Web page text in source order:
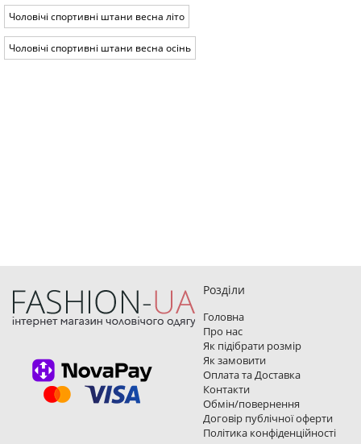
Чоловічі спортивні штани весна літо
Чоловічі спортивні штани весна осінь
Розділи
Головна
Про нас
Як підібрати розмір
Як замовити
Оплата та Доставка
Контакти
Обмін/повернення
Договір публічної оферти
Політика конфіденційності